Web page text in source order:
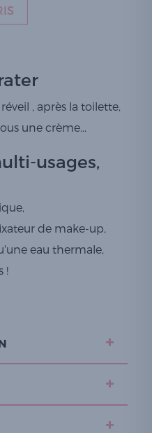
, après la toilette,
une crème...
usages,
de make-up,
eau thermale,
!